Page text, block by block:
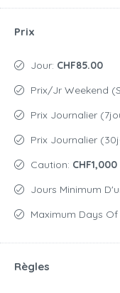
Prix
Jour: CHF85.00
Prix/jr Weekend
Prix Journalier
Prix Journalier
Caution: CHF1,000
Jours Minimum
Maximum Days Of
Règles